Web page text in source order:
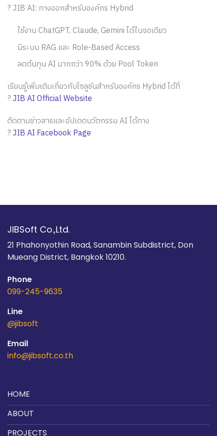
? JIB AI: ทางออกสำหรับองค์กร Hybrid
ใช้งาน ChatGPT, Claude, Gemini ได้ในจอเดียว
มีระบบ RAG และ Role-Based Access
ลดต้นทุน AI มากกว่า 90% ด้วย Pool Token
เรียนรู้เพิ่มเติมเกี่ยวกับโซลูชันสำหรับองค์กร Hybrid ได้ที่
?JIB AI Official Website
ติดตามข่าวสารและอัปเดตนวัตกรรม AI ได้ทาง
?JIB AI Facebook Page
JIBSoft Co.,Ltd.
21 Phahonyothin Road, Sanambin Subdistrict, Don
Mueang District, Bangkok 10210.
Phone
099-245-9635
Line
@jibsoft
Email
info@jibsoft.co.th
HOME
ABOUT
PROJECTS